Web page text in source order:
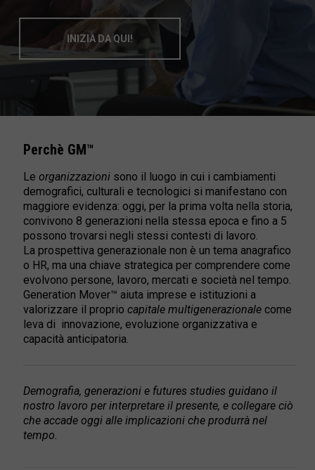
INIZIA DA QUI!
Perchè GM™
Le organizzazionisono il luogo in cui i cambiamenti
demografici, culturali e tecnologici si manifestano con
maggiore evidenza: oggi, per la prima volta nella storia,
convivono 8 generazioni nella stessa epoca e fino a 5
possono trovarsi negli stessi contesti di lavoro.
La prospettiva generazionale non è un tema anagrafico
o HR, ma una chiave strategica per comprendere come
evolvono persone, lavoro, mercati e società nel tempo.
Generation Mover™ aiuta imprese e istituzioni a
valorizzare il proprio capitale multigenerazionale come
leva di innovazione, evoluzione organizzativa e
capacità anticipatoria.
Demografia, generazioni e futures studies guidano il
nostro lavoro per interpretare il presente, e collegare ciò
che accade oggi alle implicazioni che produrrà nel
tempo.